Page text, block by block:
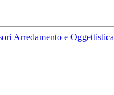
Arredamento e Oggettistica